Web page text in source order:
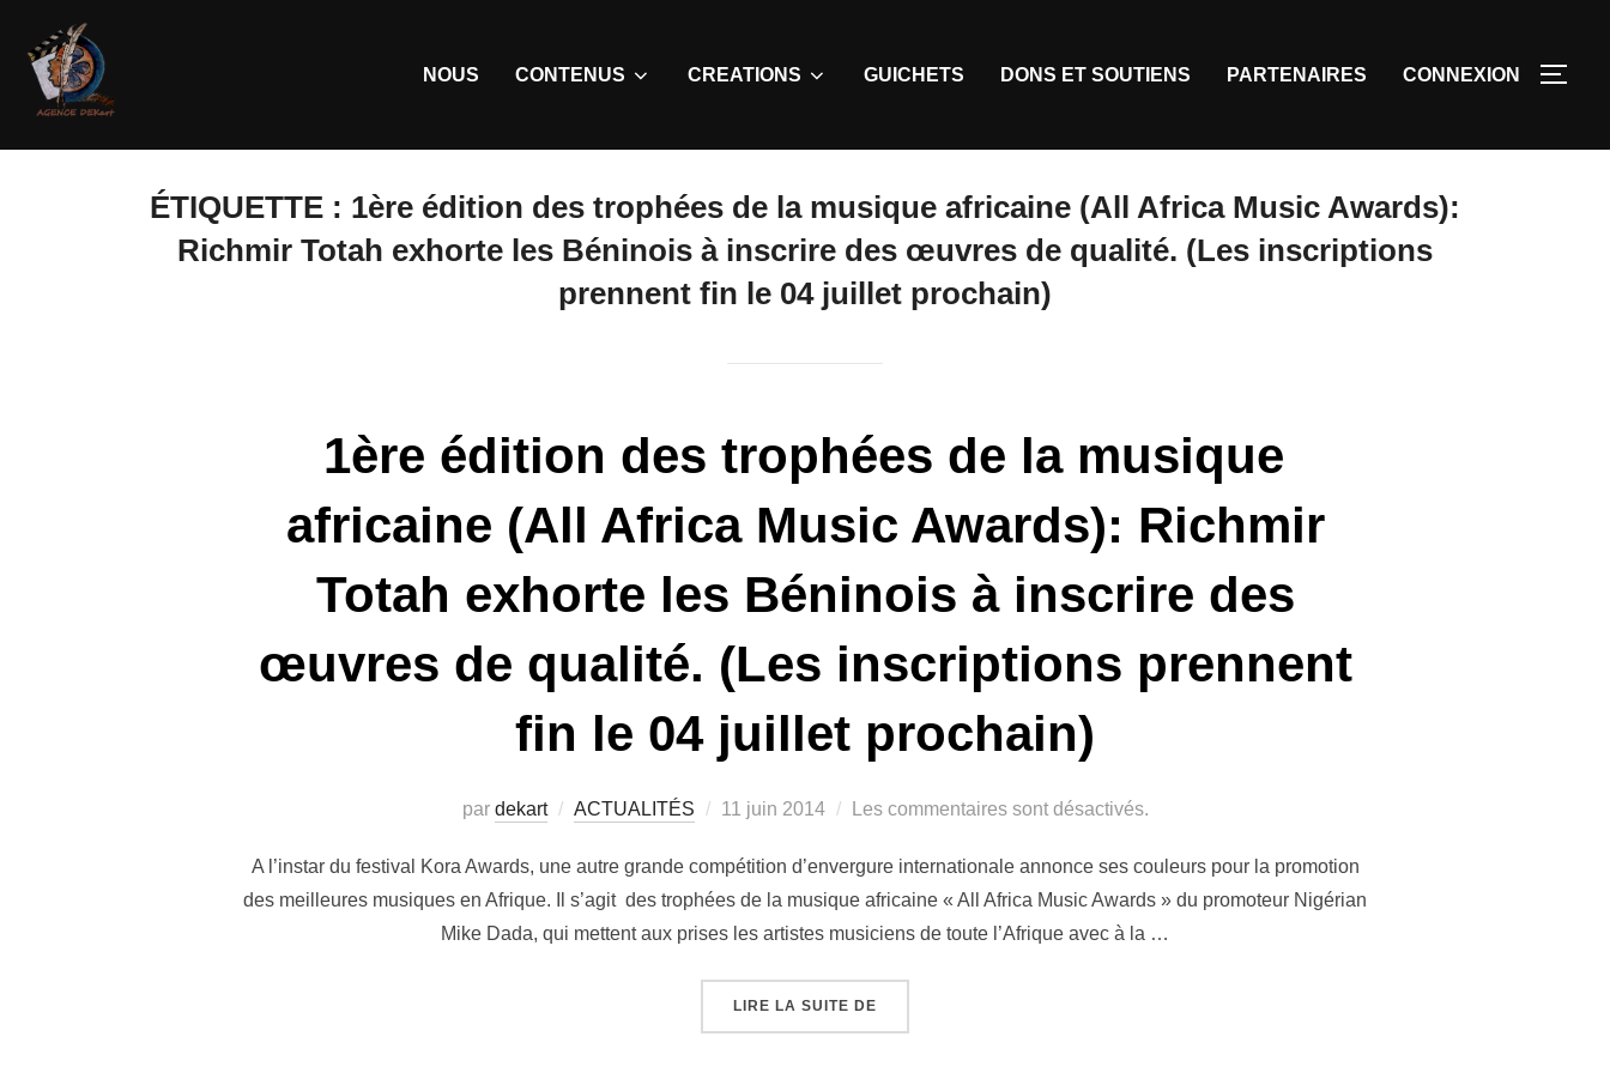
NOUS CONTENUS CREATIONS GUICHETS DONS ET SOUTIENS PARTENAIRES CONNEXION
ÉTIQUETTE : 1ère édition des trophées de la musique africaine (All Africa Music Awards):
Richmir Totah exhorte les Béninois à inscrire des œuvres de qualité. (Les inscriptions
prennent fin le 04 juillet prochain)
1ère édition des trophées de la musique
africaine (All Africa Music Awards): Richmir
Totah exhorte les Béninois à inscrire des
œuvres de qualité. (Les inscriptions prennent
fin le 04 juillet prochain)
par dekart ACTUALITÉS 11 juin 2014 Les commentaires sont désactivés.
A l’instar du festival Kora Awards, une autre grande compétition d’envergure internationale annonce ses couleurs pour la promotion
des meilleures musiques en Afrique. Il s’agit des trophées de la musique africaine « All Africa Music Awards » du promoteur Nigérian
Mike Dada, qui mettent aux prises les artistes musiciens de toute l’Afrique avec à la …
LIRE LA SUITE DE